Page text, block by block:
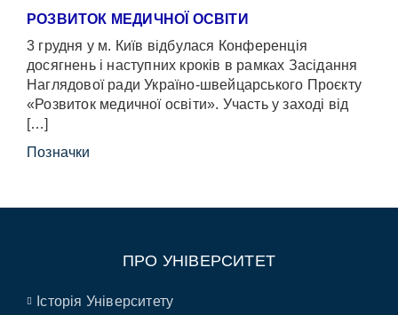
РОЗВИТОК МЕДИЧНОЇ ОСВІТИ
3 грудня у м. Київ відбулася Конференція
досягнень і наступних кроків в рамках Засідання
Наглядової ради Україно-швейцарського Проєкту
«Розвиток медичної освіти». Участь у заході від
[…]
Позначки
ПРО УНІВЕРСИТЕТ
Історія Університету